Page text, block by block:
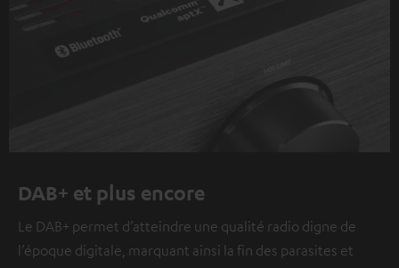
DAB+ et plus encore
Le DAB+ permet d’atteindre une qualité radio digne de
l’époque digitale, marquant ainsi la fin des parasites et